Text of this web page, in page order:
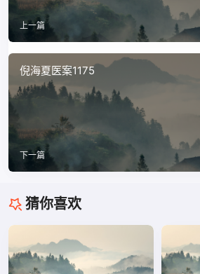
上一篇
倪海夏医案1175
下一篇
猜你喜欢